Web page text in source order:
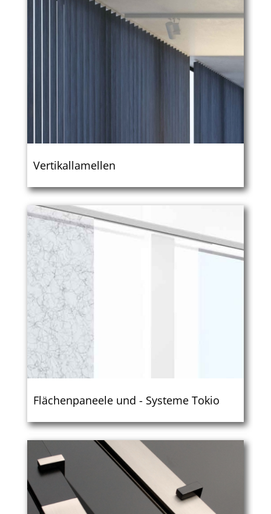
Vertikal­lamellen
Flächen­paneele und - Systeme Tokio